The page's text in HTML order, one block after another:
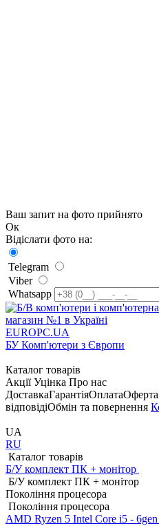
Ваш запит на фото прийнято
Ок
Відіслати фото на:
Telegram
Viber
Whatsapp
EUROPC.UA
БУ Комп'ютери з Європи
Каталог товарів
Акції Уцінка Про нас
ДоставкаГарантіяОплатаОферта
відповідіОбмін та повернення
UA
RU
Каталог товарів
Б/У комплект ПК + монітор
Б/У комплект ПК + монітор
Покоління процесора
Покоління процесора
AMD Ryzen 5 Intel Core i5 - 6gen